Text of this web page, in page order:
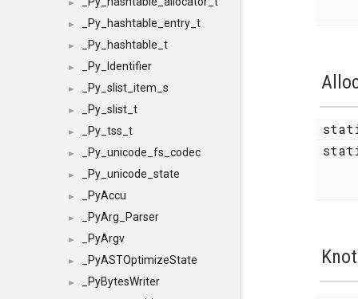
►
► _Py_hashtable_entry_t
► _Py_hashtable_t
► _Py_Identifier
► _Py_slist_item_s
► _Py_slist_t
► _Py_tss_t
► _Py_unicode_fs_codec
► _Py_unicode_state
► _PyAccu
► _PyArg_Parser
► _PyArgv
► _PyASTOptimizeState
►
_PyBytesWriter
Knot